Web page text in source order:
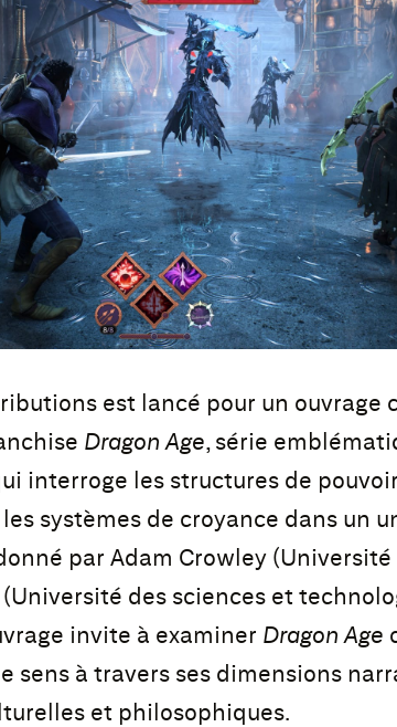
est lancé pour un ouvrage
Dragon Age, série
interroge les structures de
systèmes de croyance dans un
par Adam Crowley (Université
des sciences et
invite à examiner Dragon Age
sens à travers ses dimensions
et philosophiques.